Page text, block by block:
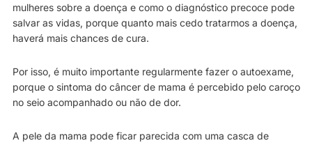
mulheres sobre a doença e como o diagnóstico precoce pode
salvar as vidas, porque quanto mais cedo tratarmos a doença,
haverá mais chances de cura.
Por isso, é muito importante regularmente fazer o autoexame,
porque o sintoma do câncer de mama é percebido pelo caroço
no seio acompanhado ou não de dor.
A pele da mama pode ficar parecida com uma casca de